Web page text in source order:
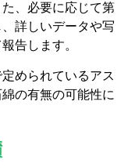
、必要に応じて第
詳しいデータや写
告します。
められているアス
の有無の可能性に